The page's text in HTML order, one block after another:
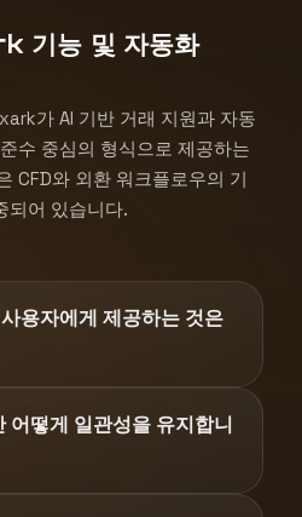
능 및 자동화
가 AI 기반 거래 지원과 자동
수 중심의 형식으로 제공하는
CFD와 외환 워크플로우의 기
되어 있습니다.
자에게 제공하는 것은
어떻게 일관성을 유지합니